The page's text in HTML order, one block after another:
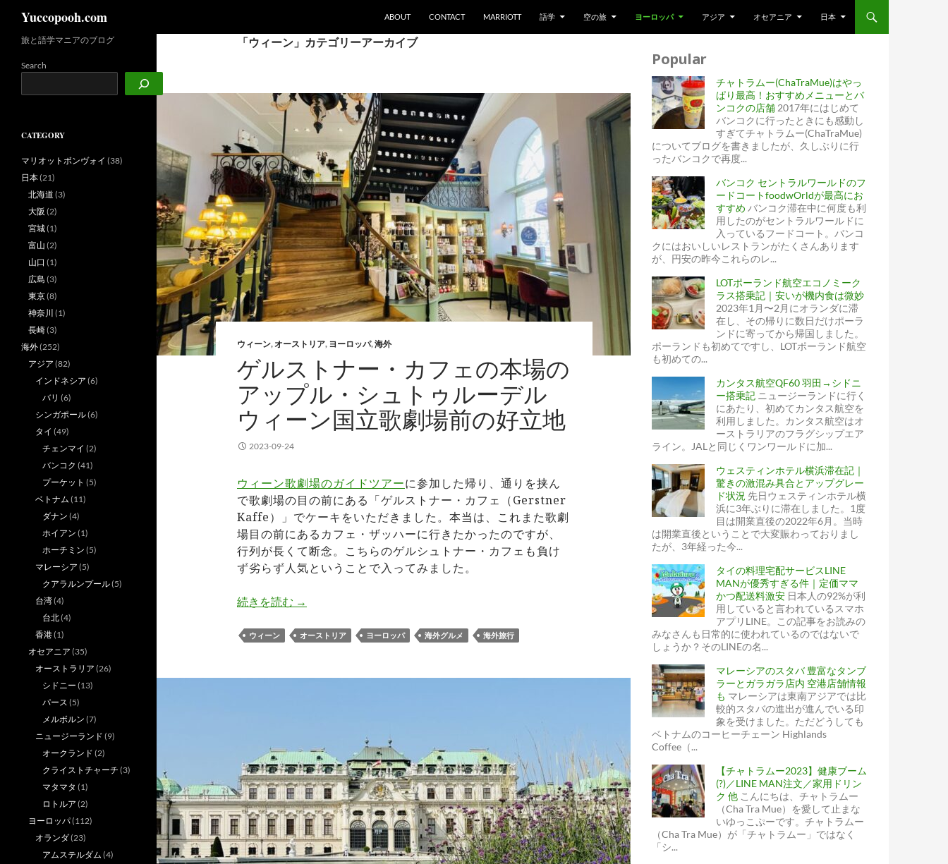
Yuccopooh.com ABOUT CONTACT MARRIOTT 語学 空の旅 ヨーロッパ アジア オセアニア 日本
「ウィーン」カテゴリーアーカイブ
ウィーン,オーストリア, ヨーロッパ,海外
ゲルストナー・カフェの本場の
アップル・シュトゥルーデル
ウィーン国立歌劇場前の好立地
2023-09-24
ウィーン歌劇場のガイドツアーに参加した帰り、通りを挟ん
で歌劇場の目の前にある「ゲルストナー・カフェ（Gerstner
Kaffe）」でケーキをいただきました。本当は、これまた歌劇
場目の前にあるカフェ・ザッハーに行きたかったのですが、
行列が長くて断念。こちらのゲルシュトナー・カフェも負け
ず劣らず人気ということで入ってみました。
続きを読む ゲルストナー・カフェの本場のアップル・シュトゥルーデル ウィーン国立歌劇場前の好立地
→
ウィーン オーストリア ヨーロッパ 海外グルメ 海外旅行
Popular
チャトラムー(ChaTraMue)はやっ
ぱり最高！おすすめメニューとバ
ンコクの店舗 2017年にはじめて
バンコクに行ったときにも感動し
すぎてチャトラムー(ChaTraMue)
についてブログを書きましたが、久しぶりに行
ったバンコクで再度...
バンコク セントラルワールドのフ
ードコートfoodwOrldが最高にお
すすめ バンコク滞在中に何度も利
用したのがセントラルワールドに
入っているフードコート。バンコ
クにはおいしいレストランがたくさんあります
が、円安の昨今これらのレ...
LOTポーランド航空エコノミーク
ラス搭乗記｜安いが機内食は微妙
2023年1月〜2月にオランダに滞
在し、その帰りに数日だけポーラ
ンドに寄ってから帰国しました。
ポーランドも初めてですし、LOTポーランド航空
も初めての...
カンタス航空QF60 羽田→シドニ
ー搭乗記 ニュージーランドに行く
にあたり、初めてカンタス航空を
利用しました。カンタス航空はオ
ーストラリアのフラグシップエア
ライン。JALと同じくワンワールドに加...
ウェスティンホテル横浜滞在記｜
驚きの激混み具合とアップグレー
ド状況 先日ウェスティンホテル横
浜に3年ぶりに滞在しました。1度
目は開業直後の2022年6月。当時
は開業直後ということで大変賑わっておりまし
たが、3年経った今...
タイの料理宅配サービスLINE
MANが優秀すぎる件｜定価ママ
かつ配送料激安 日本人の92%が利
用していると言われているスマホ
アプリLINE。この記事をお読みの
みなさんも日常的に使われているのではないで
しょうか？そのLINEの名...
マレーシアのスタバ 豊富なタンブ
ラーとガラガラ店内 空港店舗情報
も マレーシアは東南アジアでは比
較的スタバの進出が進んでいる印
象を受けました。ただどうしても
ベトナムのコーヒーチェーン Highlands
Coffee（...
【チャトラムー2023】健康ブーム
(?)／LINE MAN注文／家用ドリン
ク 他 こんにちは、チャトラムー
（Cha Tra Mue）を愛して止まな
いゆっこぷーです。チャトラムー
（Cha Tra Mue）が「チャトラムー」ではなく
「シ...
旅と語学マニアのブログ
Search
CATEGORY
マリオットボンヴォイ (38)
日本(21)
北海道 (3)
大阪 (2)
宮城(1)
富山 (2)
山口 (1)
広島 (3)
東京(8)
神奈川 (1)
長崎(3)
海外(252)
アジア (82)
インドネシア (6)
バリ (6)
シンガポール(6)
タイ (49)
チェンマイ (2)
バンコク (41)
プーケット (5)
ベトナム (11)
ダナン (4)
ホイアン (1)
ホーチミン (5)
マレーシア (5)
クアラルンプール(5)
台湾(4)
台北(4)
香港(1)
オセアニア (35)
オーストラリア (26)
シドニー (13)
パース (5)
メルボルン (7)
ニュージーランド (9)
オークランド (2)
クライストチャーチ (3)
マタマタ (1)
ロトルア (2)
ヨーロッパ(112)
オランダ(23)
アムステルダム (4)